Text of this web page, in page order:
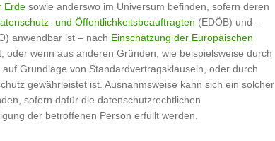
Erdesowie anderswo im Universum befinden, sofern deren
und Öffentlichkeitsbeauftragten (EDÖB) und –
anwendbar ist – nach Einschätzung der Europäischen
wenn aus anderen Gründen, wie beispielsweise durch
Grundlage von Standardvertragsklauseln, oder durch
gewährleistet ist. Ausnahmsweise kann sich ein solcher
sofern dafür die datenschutzrechtlichen
der betroffenen Person erfüllt werden.